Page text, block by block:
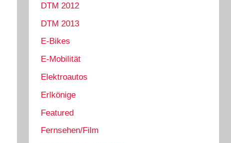
DTM 2012
DTM 2013
E-Bikes
E-Mobilität
Elektroautos
Erlkönige
Featured
Fernsehen/Film